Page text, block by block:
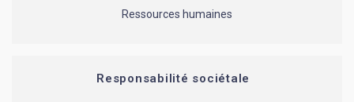
Ressources humaines
Responsabilité sociétale